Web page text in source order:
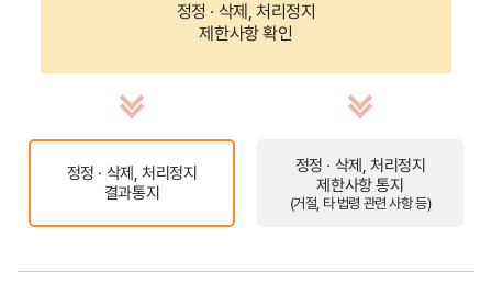
정정 · 삭제, 처리정지
제한사항 확인
정정 · 삭제, 처리정지
결과통지
정정 · 삭제, 처리정지
제한사항 통지
(거절, 타 법령 관련 사항 등)